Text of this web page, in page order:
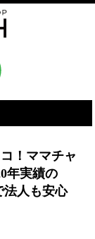
年実績の
法人も安心